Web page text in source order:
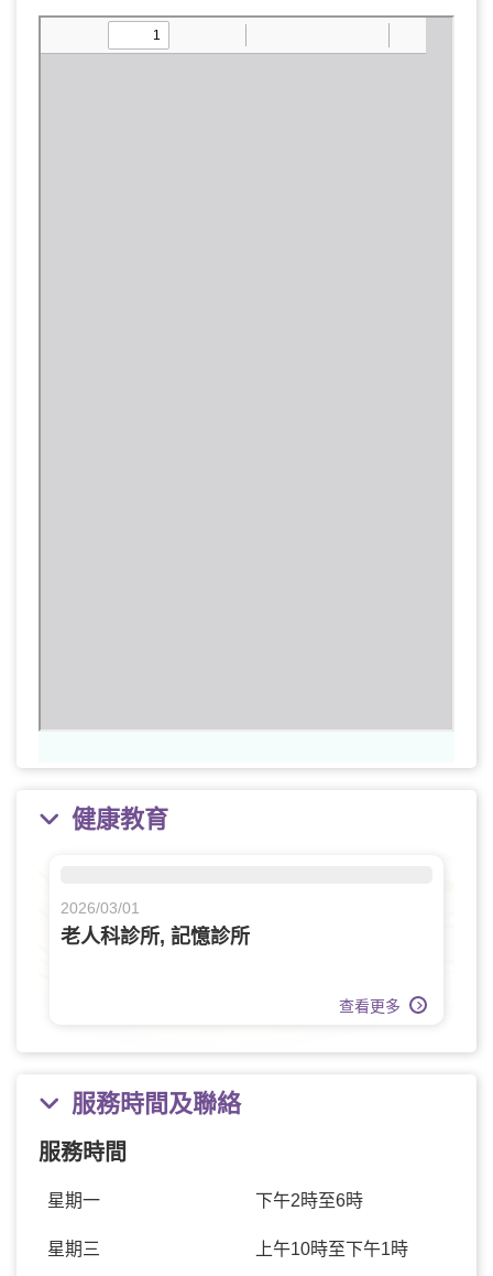
健康教育
2026/03/01
老人科診所, 記憶診所
查看更多
服務時間及聯絡
服務時間
星期一 下午2時至6時
星期三 上午10時至下午1時